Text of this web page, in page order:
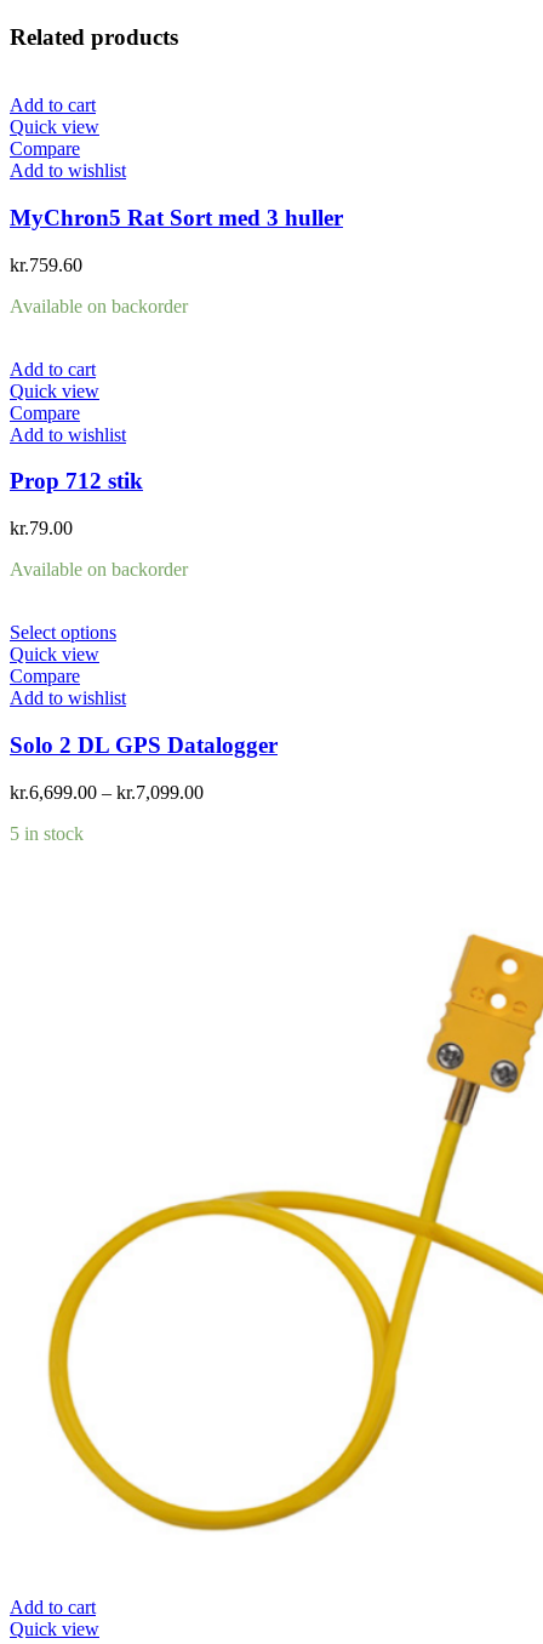
Related products
Add to cart
Quick view
Compare
Add to wishlist
MyChron5 Rat Sort med 3 huller
kr.759.60
Available on backorder
Add to cart
Quick view
Compare
Add to wishlist
Prop 712 stik
kr.79.00
Available on backorder
Select options
Quick view
Compare
Add to wishlist
Solo 2 DL GPS Datalogger
kr.6,699.00 – kr.7,099.00
5 in stock
Add to cart
Quick view